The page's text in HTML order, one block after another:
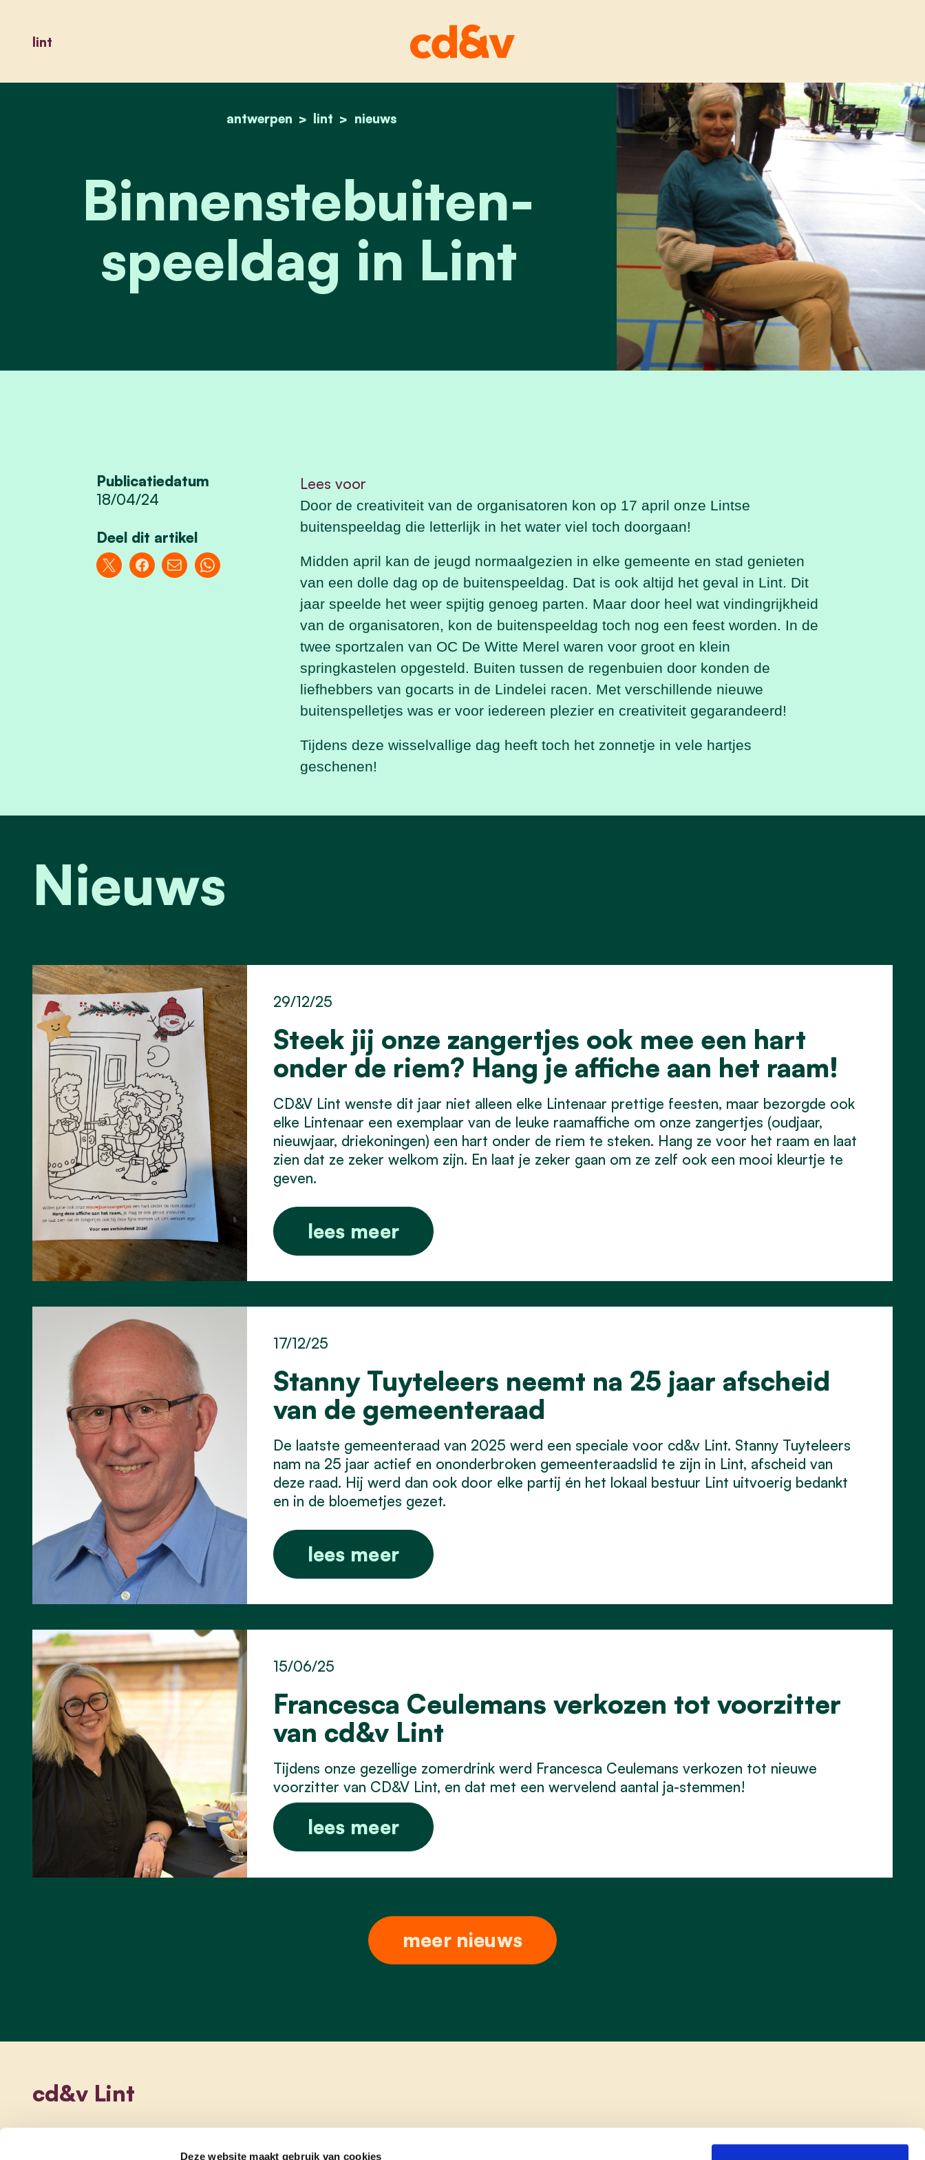
Deze website maakt gebruik van cookies
lint
home
antwerpen lint nieuws
binnenstebuiten-speeldag in lint
Binnenstebuiten-
speeldag in Lint
Publicatiedatum
18/04/24
Deel dit artikel
Lees voor
Door de creativiteit van de organisatoren kon op 17 april onze Lintse
buitenspeeldag die letterlijk in het water viel toch doorgaan!
Midden april kan de jeugd normaalgezien in elke gemeente en stad genieten
van een dolle dag op de buitenspeeldag. Dat is ook altijd het geval in Lint. Dit
jaar speelde het weer spijtig genoeg parten. Maar door heel wat vindingrijkheid
van de organisatoren, kon de buitenspeeldag toch nog een feest worden. In de
twee sportzalen van OC De Witte Merel waren voor groot en klein
springkastelen opgesteld. Buiten tussen de regenbuien door konden de
liefhebbers van gocarts in de Lindelei racen. Met verschillende nieuwe
buitenspelletjes was er voor iedereen plezier en creativiteit gegarandeerd!
Tijdens deze wisselvallige dag heeft toch het zonnetje in vele hartjes
geschenen!
Nieuws
Steek jij onze zangertjes ook mee een hart
onder de riem? Hang je affiche aan het raam!
29/12/25
CD&V Lint wenste dit jaar niet alleen elke Lintenaar prettige feesten, maar bezorgde ook
elke Lintenaar een exemplaar van de leuke raamaffiche om onze zangertjes (oudjaar,
nieuwjaar, driekoningen) een hart onder de riem te steken. Hang ze voor het raam en laat
zien dat ze zeker welkom zijn. En laat je zeker gaan om ze zelf ook een mooi kleurtje te
geven.
lees meer
Stanny Tuyteleers neemt na 25 jaar afscheid
van de gemeenteraad
17/12/25
De laatste gemeenteraad van 2025 werd een speciale voor cd&v Lint. Stanny Tuyteleers
nam na 25 jaar actief en ononderbroken gemeenteraadslid te zijn in Lint, afscheid van
deze raad. Hij werd dan ook door elke partij én het lokaal bestuur Lint uitvoerig bedankt
en in de bloemetjes gezet.
lees meer
Francesca Ceulemans verkozen tot voorzitter
van cd&v Lint
15/06/25
Tijdens onze gezellige zomerdrink werd Francesca Ceulemans verkozen tot nieuwe
voorzitter van CD&V Lint, en dat met een wervelend aantal ja-stemmen!
lees meer
meer nieuws
cd&v Lint